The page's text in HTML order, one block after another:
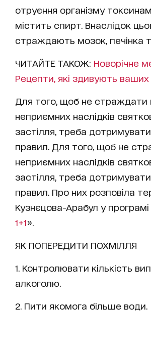
отруєння організму
містить спирт. Внаслідок
страждають мозок, печінка
ЧИТАЙТЕ ТАКОЖ: Новорічне
Рецепти, які здивують ваших
Для того, щоб не страждати
неприємних наслідків
застілля, треба
правил. Для того, щоб не
неприємних наслідків
застілля, треба
правил. Про них розповіла
Кузнєцова-Арабул у програмі
1+1».
ЯК ПОПЕРЕДИТИ ПОХМІЛЛЯ
1. Контролювати кількість
алкоголю.
2. Пити якомога більше води.